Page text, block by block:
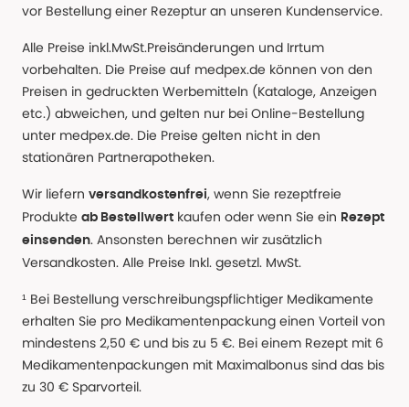
vor Bestellung einer Rezeptur an unseren Kundenservice.
Alle Preise inkl.MwSt.Preisänderungen und Irrtum
vorbehalten. Die Preise auf medpex.de können von den
Preisen in gedruckten Werbemitteln (Kataloge, Anzeigen
etc.) abweichen, und gelten nur bei Online-Bestellung
unter medpex.de. Die Preise gelten nicht in den
stationären Partnerapotheken.
Wir liefern versandkostenfrei, wenn Sie rezeptfreie
Produkte ab Bestellwert kaufen oder wenn Sie ein Rezept
einsenden. Ansonsten berechnen wir zusätzlich
Versandkosten. Alle Preise Inkl. gesetzl. MwSt.
¹ Bei Bestellung verschreibungspflichtiger Medikamente
erhalten Sie pro Medikamentenpackung einen Vorteil von
mindestens 2,50 € und bis zu 5 €. Bei einem Rezept mit 6
Medikamentenpackungen mit Maximalbonus sind das bis
zu 30 € Sparvorteil.